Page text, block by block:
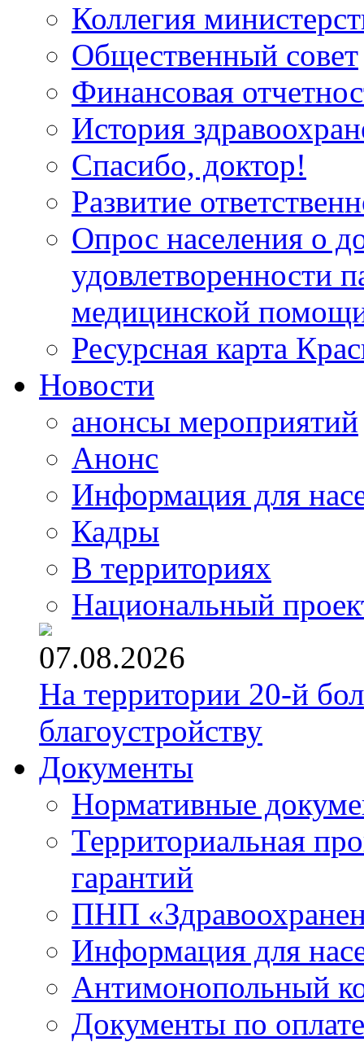
Коллегия
Общественный совет
Финансовая
История
Спасибо, доктор!
Развитие
Опрос населения о
удовлетворенности
медицинской
Ресурсная карта
Новости
анонсы мероприятий
Анонс
Информация для
Кадры
В территориях
Национальный
07.08.2026
На территории 20-й
благоустройству
Документы
Нормативные
Территориальная
гарантий
ПНП
Информация для
Антимонопольный
Документы по